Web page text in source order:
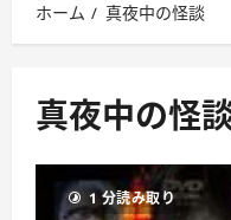
メ
ニ
ー
ホーム 真夜中の怪談
真夜中の怪
1 分読み取り